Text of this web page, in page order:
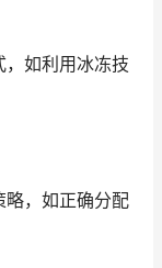
如利用冰冻技
略，如正确分配